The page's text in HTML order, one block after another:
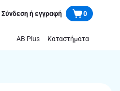
Σύνδεση ή εγγραφή 0
AB Plus Καταστήματα